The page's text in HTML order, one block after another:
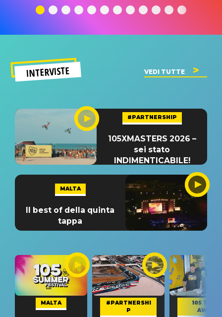
significato
del singolo
INTERVISTE VEDI TUTTE
#PARTNERSHIP
105XMASTERS 2026 –
sei stato
INDIMENTICABILE!
MALTA
Il best of della quinta
tappa
MALTA
#PARTNERSHI
P
105 TAKE
AWAY